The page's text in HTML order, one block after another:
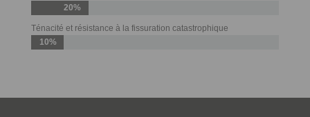
20%
Ténacité et résistance à la fissuration catastrophique
10%